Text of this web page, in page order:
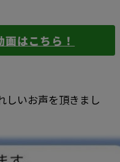
はこちら！
いお声を頂きまし